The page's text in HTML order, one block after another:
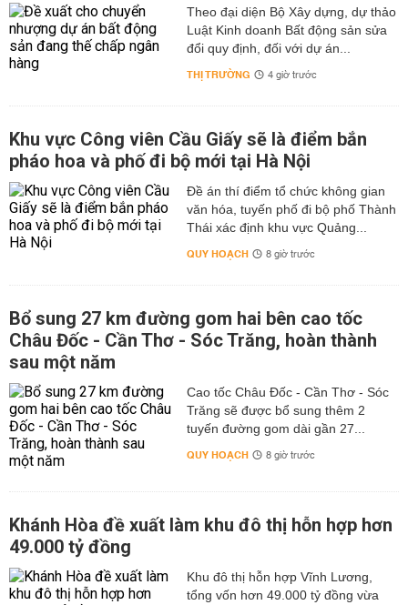
Theo đại diện Bộ Xây dựng, dự thảo
Luật Kinh doanh Bất động sản sửa
đổi quy định, đối với dự án...
THỊ TRƯỜNG 4 giờ trước
Khu vực Công viên Cầu Giấy sẽ là điểm bắn
pháo hoa và phố đi bộ mới tại Hà Nội
Đề án thí điểm tổ chức không gian
văn hóa, tuyến phố đi bộ phố Thành
Thái xác định khu vực Quảng...
QUY HOẠCH 8 giờ trước
Bổ sung 27 km đường gom hai bên cao tốc
Châu Đốc - Cần Thơ - Sóc Trăng, hoàn thành
sau một năm
Cao tốc Châu Đốc - Cần Thơ - Sóc
Trăng sẽ được bổ sung thêm 2
tuyến đường gom dài gần 27...
QUY HOẠCH 8 giờ trước
Khánh Hòa đề xuất làm khu đô thị hỗn hợp hơn
49.000 tỷ đồng
Khu đô thị hỗn hợp Vĩnh Lương,
tổng vốn hơn 49.000 tỷ đồng vừa